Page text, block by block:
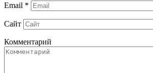
Email *
Сайт
Комментарий